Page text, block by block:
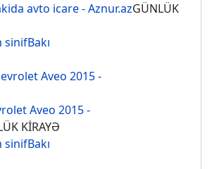
avto icare - Aznur.azGÜNLÜK
sinifBakı
Aveo 2015 -
KİRAYƏ
sinifBakı